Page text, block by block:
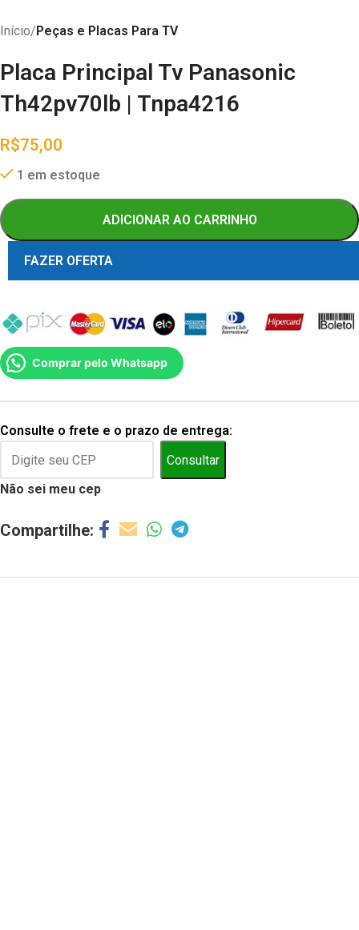
Início Peças e Placas Para TV
Placa Principal Tv Panasonic
Th42pv70lb | Tnpa4216
R$75,00
1 em estoque
ADICIONAR AO CARRINHO
FAZER OFERTA
Comprar pelo Whatsapp
Consulte o frete e o prazo de entrega:
Consultar
Não sei meu cep